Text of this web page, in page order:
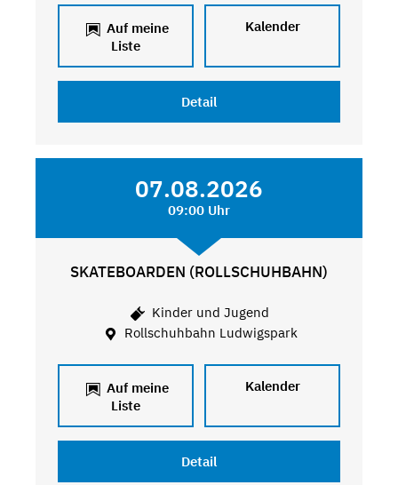
Auf meine
Liste
Kalender
Detail
07.08.2026
09:00 Uhr
SKATEBOARDEN (ROLLSCHUHBAHN)
Kinder und Jugend
Rollschuhbahn Ludwigspark
Auf meine
Liste
Kalender
Detail